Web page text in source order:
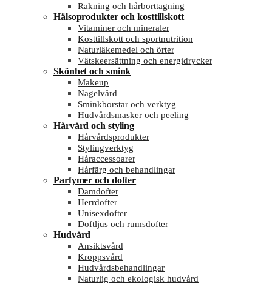
Rakning och hårborttagning
Hälsoprodukter och kosttillskott
Vitaminer och mineraler
Kosttillskott och sportnutrition
Naturläkemedel och örter
Vätskeersättning och energidrycker
Skönhet och smink
Makeup
Nagelvård
Sminkborstar och verktyg
Hudvårdsmasker och peeling
Hårvård och styling
Hårvårdsprodukter
Stylingverktyg
Håraccessoarer
Hårfärg och behandlingar
Parfymer och dofter
Damdofter
Herrdofter
Unisexdofter
Doftljus och rumsdofter
Hudvård
Ansiktsvård
Kroppsvård
Hudvårdsbehandlingar
Naturlig och ekologisk hudvård